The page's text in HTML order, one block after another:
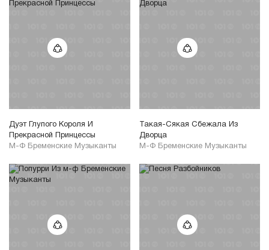
Дуэт Глупого Короля И
Прекрасной Принцессы
М-Ф Бременские Музыканты
Такая-Сякая Сбежала Из
Дворца
М-Ф Бременские Музыканты